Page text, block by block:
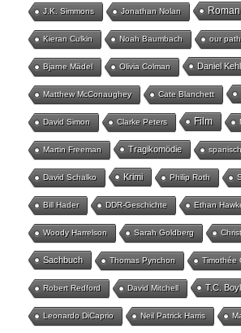
J.K. Simmons Jonathan Nolan Roman
Kieran Culkin Noah Baumbach our
Bjarne Mädel Olivia Colman Daniel
Matthew McConaughey Cate Blanchett
David Simon Clarke Peters Film
Martin Freeman Tragikomödie
David Schalko Krimi Philip Roth
Bill Hader DDR-Geschichte Ethan
Woody Harrelson Sarah Goldberg
Sachbuch Thomas Pynchon Timothée
Robert Redford David Mitchell T.C.
Leonardo DiCaprio Neil Patrick Harris